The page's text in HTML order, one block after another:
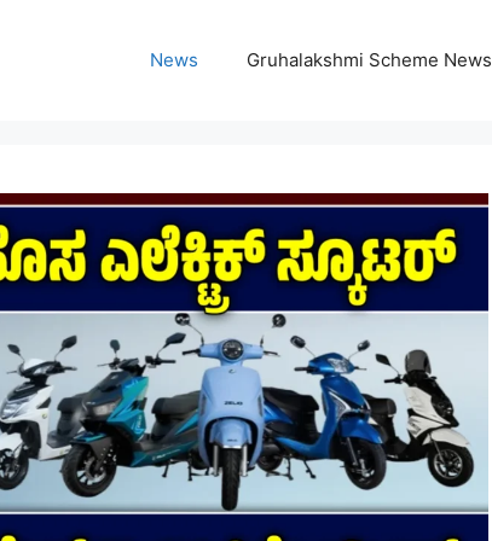
News Gruhalakshmi Scheme News